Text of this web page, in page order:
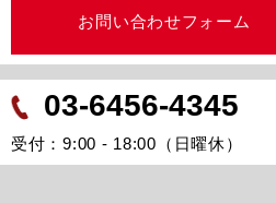
お問い合わせフォーム
03-6456-4345
受付：9:00 - 18:00（日曜休）